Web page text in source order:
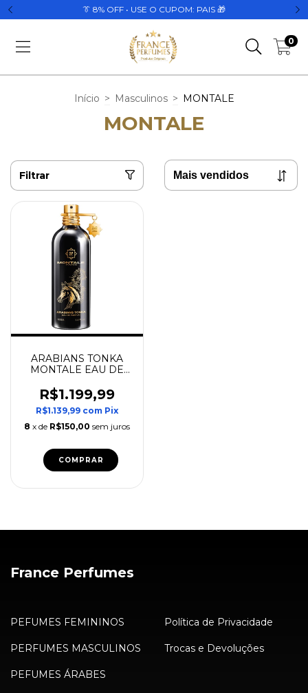
👔 8% OFF • USE O CUPOM: PAIS 🎁
0
Início > Masculinos > MONTALE
MONTALE
Filtrar
ARABIANS TONKA
MONTALE EAU DE
R$1.199,99
R$1.139,99 com Pix
8 x de R$150,00 sem juros
COMPRAR
France Perfumes
PEFUMES FEMININOS
PERFUMES MASCULINOS
PEFUMES ÁRABES
Política de Privacidade
Trocas e Devoluções